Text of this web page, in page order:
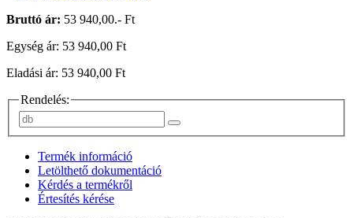
Bruttó ár: 53 940,00.- Ft
Egység ár: 53 940,00 Ft
Eladási ár: 53 940,00 Ft
Rendelés:
Termék információ
Letölthető dokumentáció
Kérdés a termékről
Értesítés kérése